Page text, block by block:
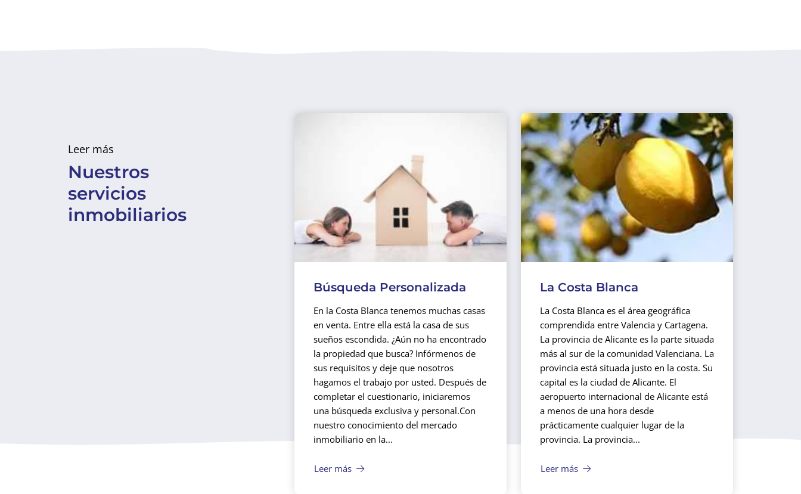
Leer más
Nuestros
servicios
inmobiliarios
Búsqueda Personalizada
En la Costa Blanca tenemos muchas casas
en venta. Entre ella está la casa de sus
sueños escondida. ¿Aún no ha encontrado
la propiedad que busca? Infórmenos de
sus requisitos y deje que nosotros
hagamos el trabajo por usted. Después de
completar el cuestionario, iniciaremos
una búsqueda exclusiva y personal.Con
nuestro conocimiento del mercado
inmobiliario en la...
Leer más
La Costa Blanca
La Costa Blanca es el área geográfica
comprendida entre Valencia y Cartagena.
La provincia de Alicante es la parte situada
más al sur de la comunidad Valenciana. La
provincia está situada justo en la costa. Su
capital es la ciudad de Alicante. El
aeropuerto internacional de Alicante está
a menos de una hora desde
prácticamente cualquier lugar de la
provincia. La provincia...
Leer más